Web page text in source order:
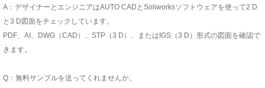
A：デザイナーとエンジニアはAUTO CADとSoliworksソフトウェアを使って2 D
と3 D図面をチェックしています。
PDF、AI、DWG（CAD）、STP（3 D）、またはIGS（3 D）形式の図面を確認で
きます。
Q：無料サンプルを送ってくれませんか。